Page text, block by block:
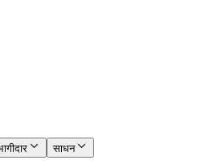
साधन​​